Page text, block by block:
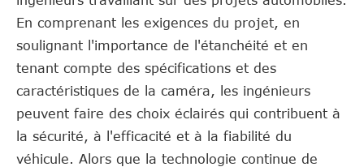
En comprenant les exigences du projet, en
soulignant l'importance de l'étanchéité et en
tenant compte des spécifications et des
caractéristiques de la caméra, les ingénieurs
peuvent faire des choix éclairés qui contribuent à
la sécurité, à l'efficacité et à la fiabilité du
véhicule. Alors que la technologie continue de